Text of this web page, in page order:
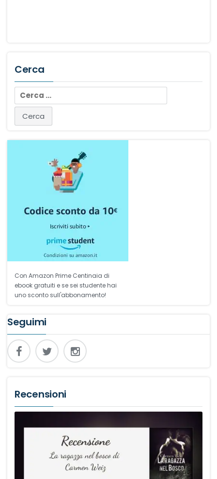
Cerca
Ricerca
per:
Con Amazon Prime Centinaia di
ebook gratuiti e se sei studente hai
uno sconto sull'abbonamento!
Seguimi
Recensioni